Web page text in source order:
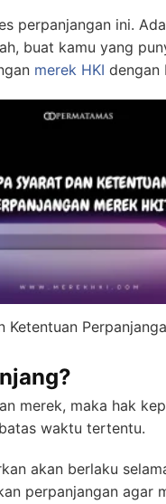
perpanjangan ini.
buat kamu yang
merek HKI dengan
Ketentuan
merek, maka hak
waktu tertentu.
akan berlaku
perpanjangan agar